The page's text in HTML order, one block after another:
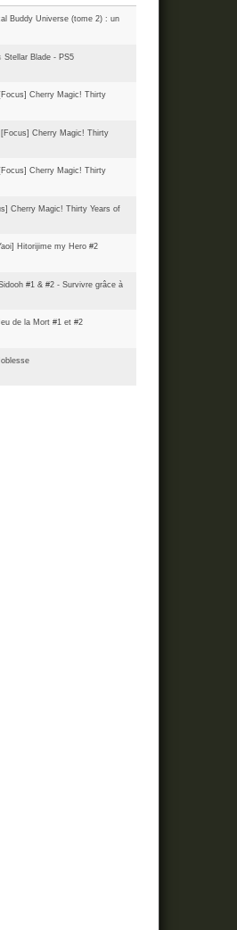
Buddy Universe (tome 2) : un
Stellar Blade - PS5
[Focus] Cherry Magic! Thirty
[Focus] Cherry Magic! Thirty
[Focus] Cherry Magic! Thirty
Cherry Magic! Thirty Years of
Hitorijime my Hero #2
#1 & #2 - Survivre grâce à
de la Mort #1 et #2